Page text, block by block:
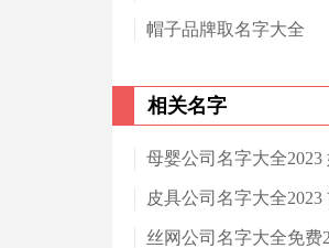
帽子品牌取名字大全
相关名字
母婴公司名字大全
皮具公司名字大全
丝网公司名字大全免费